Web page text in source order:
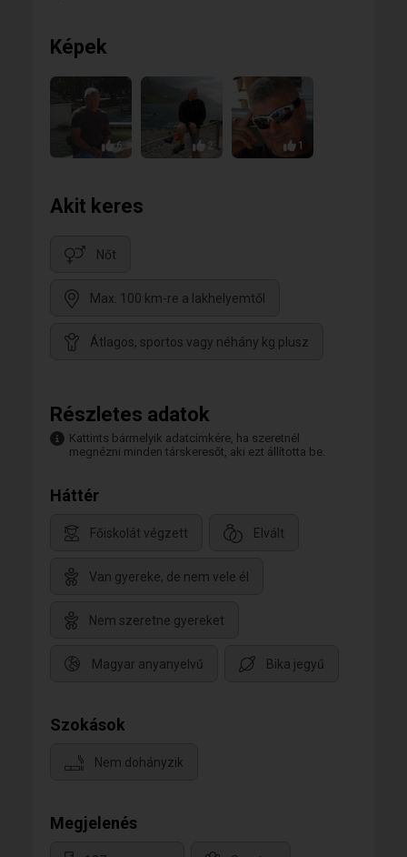
Képek
6 2 1
Akit keres
Nőt
Max. 100 km-re a lakhelyemtől
Átlagos, sportos vagy néhány kg plusz
Részletes adatok
Kattints bármelyik adatcímkére, ha szeretnél
megnézni minden társkeresőt, aki ezt állította be.
Háttér
Főiskolát végzett Elvált
Van gyereke, de nem vele él
Nem szeretne gyereket
Magyar anyanyelvű Bika jegyű
Szokások
Nem dohányzik
Megjelenés